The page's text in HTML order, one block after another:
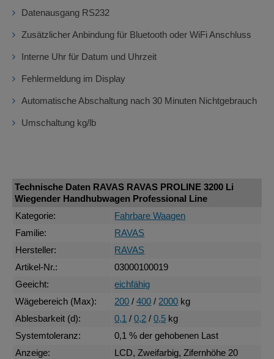
Datenausgang RS232
Zusätzlicher Anbindung für Bluetooth oder WiFi Anschluss
Interne Uhr für Datum und Uhrzeit
Fehlermeldung im Display
Automatische Abschaltung nach 30 Minuten Nichtgebrauch
Umschaltung kg/lb
Technische Daten RAVAS RAVAS PROLINE 3200 Li
Wiegender Handhubwagen Professional Line
Kategorie:
Fahrbare Waagen
Familie:
RAVAS
Hersteller:
RAVAS
Artikel-Nr.:
03000100019
Geeicht:
eichfähig
Wägebereich (Max):
200 /400 / 2000 kg
Ablesbarkeit (d):
0,1 /0,2 /0,5 kg
Systemtoleranz:
0,1 % der gehobenen Last
Anzeige:
LCD, Zweifarbig, Zifernhöhe 20